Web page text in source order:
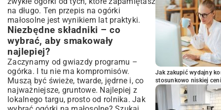
na długo. Ten przepis na ogórki
małosolne jest wynikiem lat praktyki.
Niezbędne składniki – co
wybrać, aby smakowały
najlepiej?
Zaczynamy od gwiazdy programu –
ogórka. I tu nie ma kompromisów.
Muszą być świeże, twarde, jędrne i, co
najważniejsze, gruntowe. Najlepiej z
lokalnego targu, prosto od rolnika. Jak
Jak zakupić wydajny
stosunkowo niskiej